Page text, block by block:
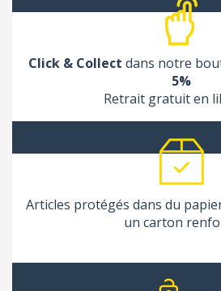
Click & Collect dans notre
5%
Retrait gratuit en
Articles protégés dans du
un carton